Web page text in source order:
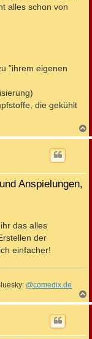
alles schon von
"ihrem eigenen
die gekühlt
a
Anspielungen,
das alles
der
einfacher!
@comedix.de
a